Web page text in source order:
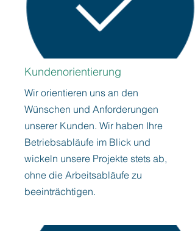
Kundenorientierung
Wir orientieren uns an den
Wünschen und Anforderungen
unserer Kunden. Wir haben Ihre
Betriebsabläufe im Blick und
wickeln unsere Projekte stets ab,
ohne die Arbeitsabläufe zu
beeinträchtigen.